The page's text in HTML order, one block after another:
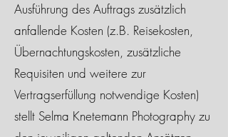
Ausführung des Auftrags zusätzlich
anfallende Kosten (z.B. Reisekosten,
Übernachtungskosten, zusätzliche
Requisiten und weitere zur
Vertragserfüllung notwendige Kosten)
stellt Selma Knetemann Photography zu